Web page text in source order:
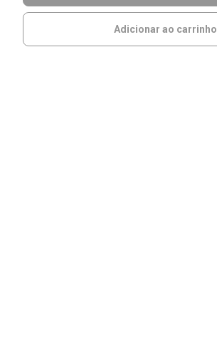
Adicionar ao carrinho